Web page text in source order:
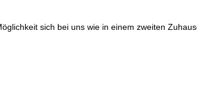
sich bei uns wie in einem zweiten